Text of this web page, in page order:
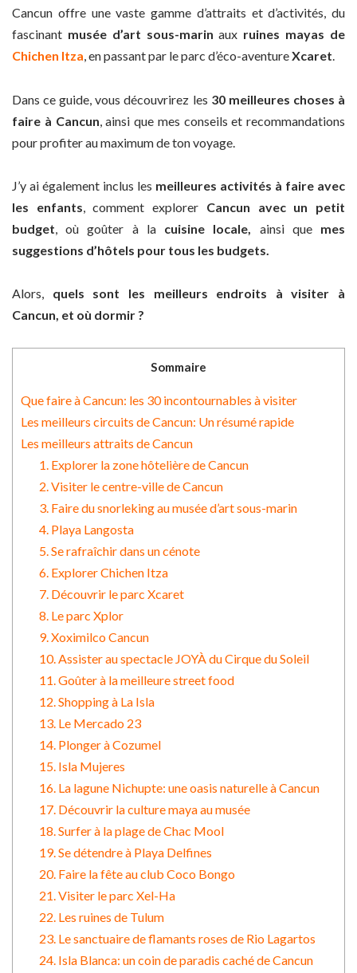
Cancun offre une vaste gamme d’attraits et d’activités, du
fascinant musée d’art sous-marin aux ruines mayas de
Chichen Itza, en passant par le parc d’éco-aventureXcaret.
Dans ce guide, vous découvrirez les 30 meilleures choses à
faire à Cancun , ainsi que mes conseils et recommandations
pour profiter au maximum de ton voyage.
J’y ai également inclus les meilleures activités à faire avec
les enfants, comment explorer Cancun avec un petit
budget, où goûter à la cuisine locale, ainsi que mes
suggestions d’hôtels pour tous les budgets.
Alors, quels sont les meilleurs endroits à visiter à
Cancun, et où dormir ?
Sommaire
Que faire à Cancun: les 30 incontournables à visiter
Les meilleurs circuits de Cancun: Un résumé rapide
Les meilleurs attraits de Cancun
1. Explorer la zone hôtelière de Cancun
2. Visiter le centre-ville de Cancun
3. Faire du snorleking au musée d’art sous-marin
4. Playa Langosta
5. Se rafraîchir dans un cénote
6. Explorer Chichen Itza
7. Découvrir le parc Xcaret
8. Le parc Xplor
9. Xoximilco Cancun
10. Assister au spectacle JOYÀ du Cirque du Soleil
11. Goûter à la meilleure street food
12. Shopping à La Isla
13. Le Mercado 23
14. Plonger à Cozumel
15. Isla Mujeres
16. La lagune Nichupte: une oasis naturelle à Cancun
17. Découvrir la culture maya au musée
18. Surfer à la plage de Chac Mool
19. Se détendre à Playa Delfines
20. Faire la fête au club Coco Bongo
21. Visiter le parc Xel-Ha
22. Les ruines de Tulum
23. Le sanctuaire de flamants roses de Rio Lagartos
24. Isla Blanca: un coin de paradis caché de Cancun